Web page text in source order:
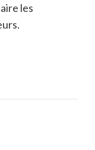
les